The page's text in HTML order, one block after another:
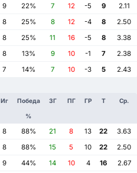
9 22% 7 12 -5 9
2.11
8 25% 8 12 -4 8
2.50
8 25% 11 16 -5 8
3.38
8 13% 9 10 -1 7
2.38
7 14% 7 10 -3 5 2.43
Иг Победа
%
ЗГ ПГ ГР Т Ср.
8 88% 21 8 13 22
3.63
8 88% 15 5 10 22
2.50
9 44% 14 10 4 16
2.67